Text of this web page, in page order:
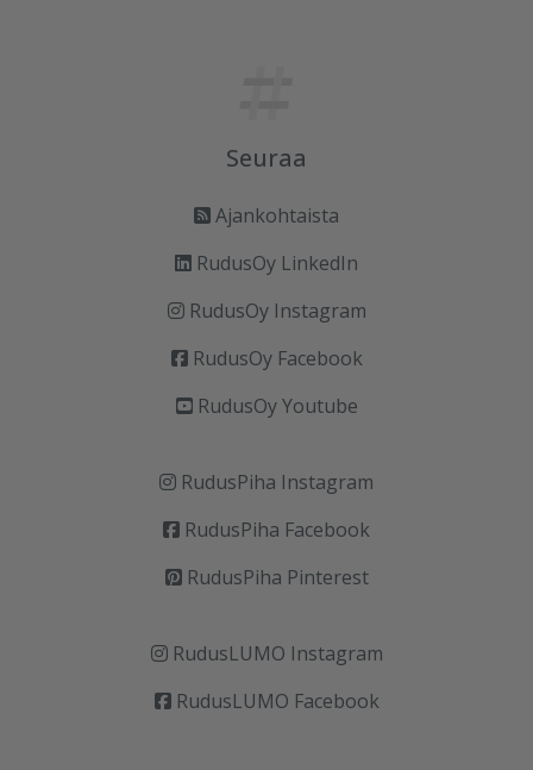
Seuraa
Ajankohtaista
RudusOy LinkedIn
RudusOy Instagram
RudusOy Facebook
RudusOy Youtube
RudusPiha Instagram
RudusPiha Facebook
RudusPiha Pinterest
RudusLUMO Instagram
RudusLUMO Facebook